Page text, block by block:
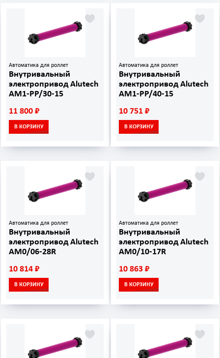
Автоматика для роллет
Внутривальный
электропривод Alutech
AM1-PP/30-15
11 800 ₽
В КОРЗИНУ
Автоматика для роллет
Внутривальный
электропривод Alutech
AM1-PP/40-15
10 751 ₽
В КОРЗИНУ
Автоматика для роллет
Внутривальный
электропривод Alutech
AM0/06-28R
10 814 ₽
В КОРЗИНУ
Автоматика для роллет
Внутривальный
электропривод Alutech
AM0/10-17R
10 863 ₽
В КОРЗИНУ